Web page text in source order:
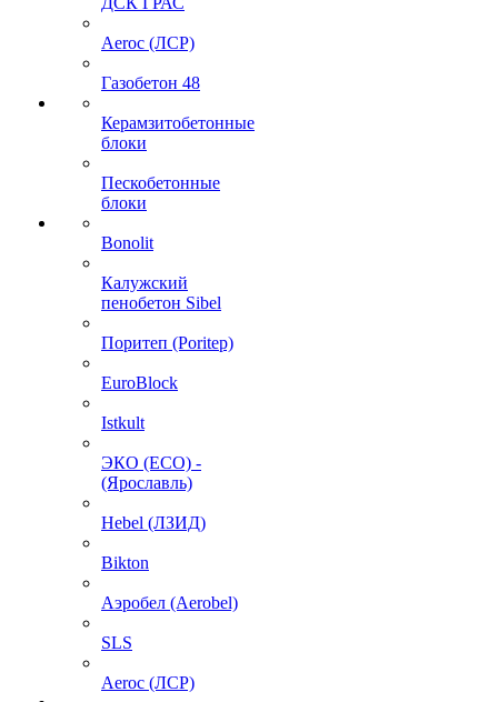
Aeroc (ЛСР)
Газобетон 48
Керамзитобетонные
блоки
Пескобетонные
блоки
Bonolit
Калужский
пенобетон Sibel
Поритеп (Poritep)
EuroBlock
Istkult
ЭКО (ECO) -
(Ярославль)
Hebel (ЛЗИД)
Bikton
Аэробел (Aerobel)
SLS
Aeroc (ЛСР)